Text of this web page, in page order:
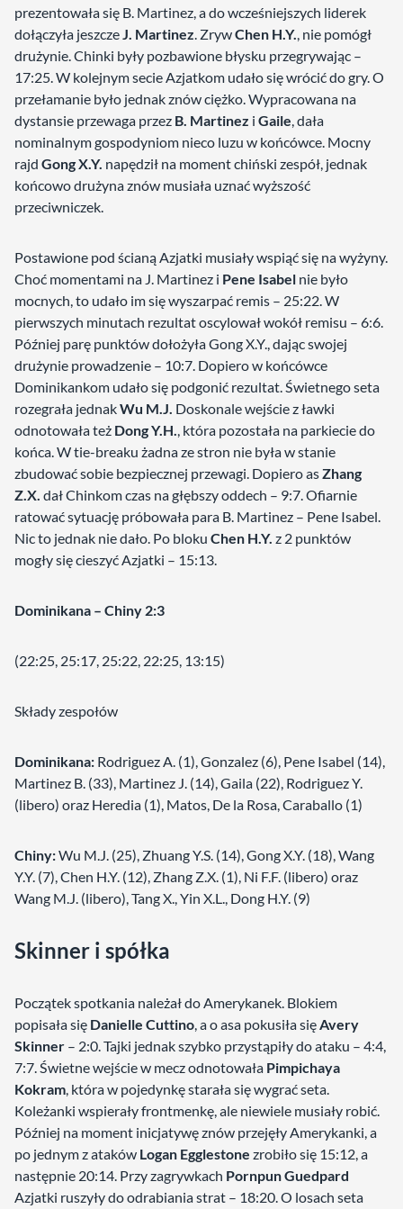
prezentowała się B. Martinez, a do wcześniejszych liderek
dołączyła jeszczeJ. Martinez. ZrywChen H.Y., nie pomógł
drużynie. Chinki były pozbawione błysku przegrywając –
17:25. W kolejnym secie Azjatkom udało się wrócić do gry. O
przełamanie było jednak znów ciężko. Wypracowana na
dystansie przewaga przez B. Martinez i Gaile, dała
nominalnym gospodyniom nieco luzu w końcówce. Mocny
rajd Gong X.Y. napędził na moment chiński zespół, jednak
końcowo drużyna znów musiała uznać wyższość
przeciwniczek.
Postawione pod ścianą Azjatki musiały wspiąć się na wyżyny.
Choć momentami na J. Martinez i Pene Isabel nie było
mocnych, to udało im się wyszarpać remis – 25:22. W
pierwszych minutach rezultat oscylował wokół remisu – 6:6.
Później parę punktów dołożyła Gong X.Y., dając swojej
drużynie prowadzenie – 10:7. Dopiero w końcówce
Dominikankom udało się podgonić rezultat. Świetnego seta
rozegrała jednakWu M.J. Doskonale wejście z ławki
odnotowała też Dong Y.H., która pozostała na parkiecie do
końca. W tie-breaku żadna ze stron nie była w stanie
zbudować sobie bezpiecznej przewagi. Dopiero asZhang
Z.X. dał Chinkom czas na głębszy oddech – 9:7. Ofiarnie
ratować sytuację próbowała para B. Martinez – Pene Isabel.
Nic to jednak nie dało. Po bloku Chen H.Y. z 2 punktów
mogły się cieszyć Azjatki – 15:13.
Dominikana – Chiny 2:3
(22:25, 25:17, 25:22, 22:25, 13:15)
Składy zespołów
Dominikana: Rodriguez A. (1), Gonzalez (6), Pene Isabel (14),
Martinez B. (33), Martinez J. (14), Gaila (22), Rodriguez Y.
(libero) oraz Heredia (1), Matos, De la Rosa, Caraballo (1)
Chiny:Wu M.J. (25), Zhuang Y.S. (14), Gong X.Y. (18), Wang
Y.Y. (7), Chen H.Y. (12), Zhang Z.X. (1), Ni F.F. (libero) oraz
Wang M.J. (libero), Tang X., Yin X.L., Dong H.Y. (9)
Skinner i spółka
Początek spotkania należał do Amerykanek. Blokiem
popisała się Danielle Cuttino, a o asa pokusiła sięAvery
Skinner – 2:0. Tajki jednak szybko przystąpiły do ataku – 4:4,
7:7. Świetne wejście w mecz odnotowała Pimpichaya
Kokram, która w pojedynkę starała się wygrać seta.
Koleżanki wspierały frontmenkę, ale niewiele musiały robić.
Później na moment inicjatywę znów przejęły Amerykanki, a
po jednym z ataków Logan Egglestone zrobiło się 15:12, a
następnie 20:14. Przy zagrywkach Pornpun Guedpard
Azjatki ruszyły do odrabiania strat – 18:20. O losach seta